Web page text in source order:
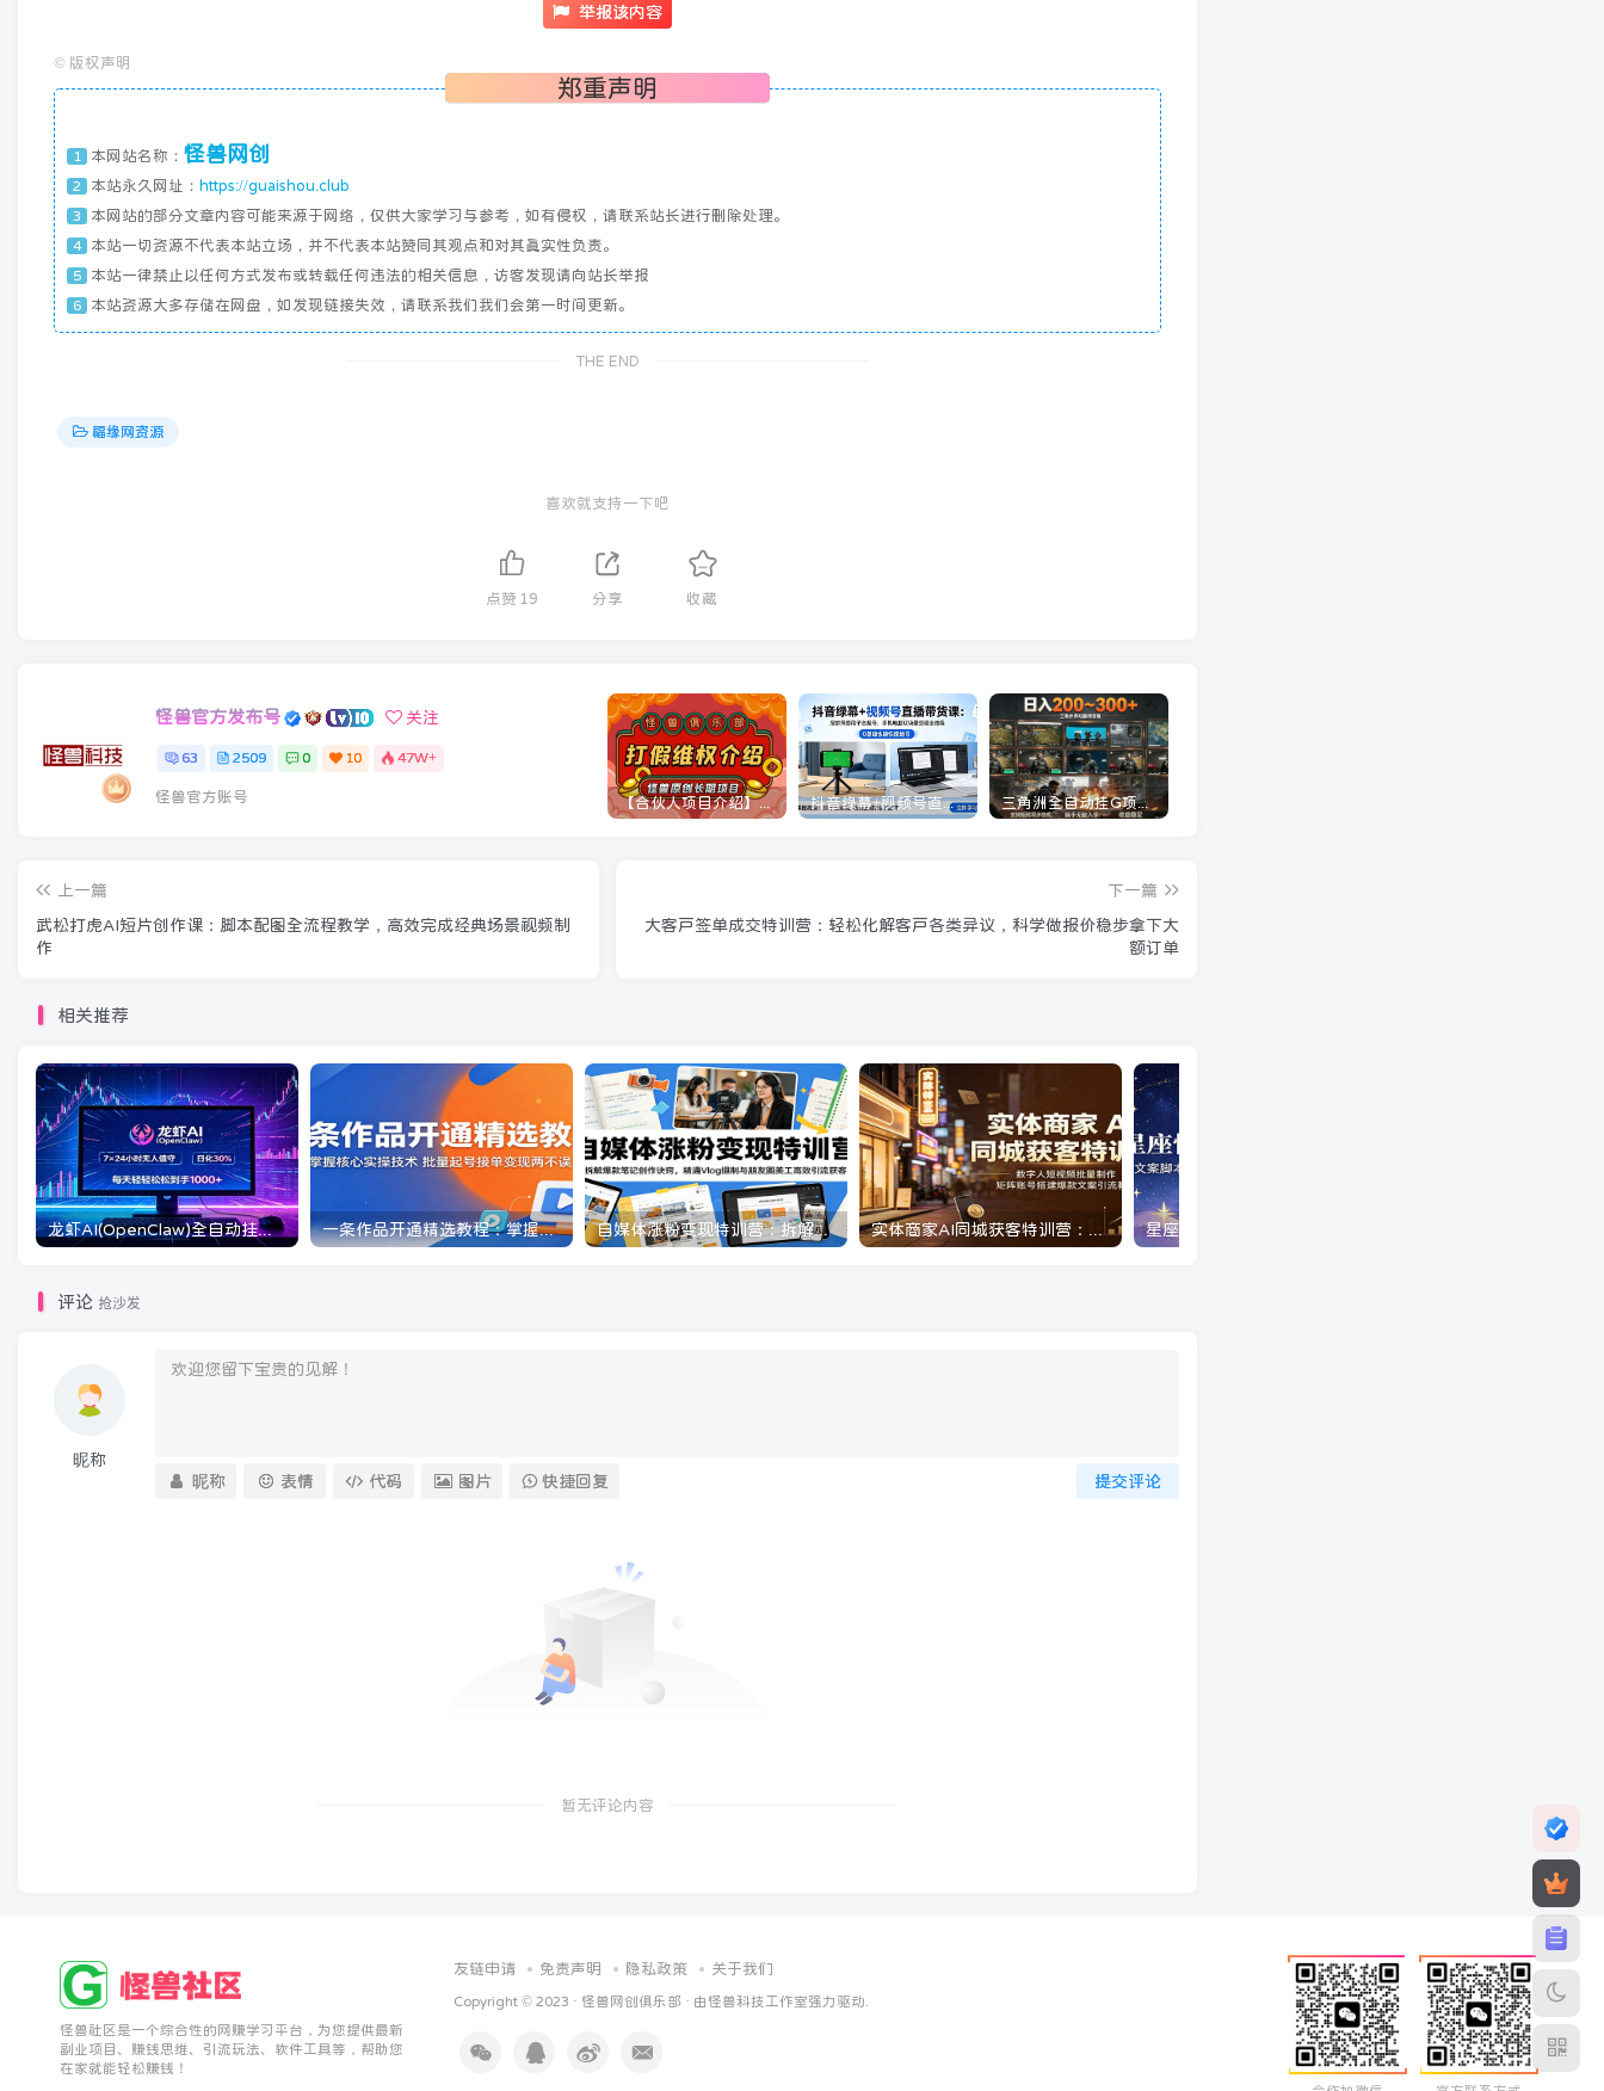
举报该内容
© 版权声明
郑重声明
1 本网站名称： 怪兽网创
2 本站永久网址： https://guaishou.club
3 本网站的部分文章内容可能来源于网络，仅供大家学习与参考，如有侵权，请联系站长进行删除处理。
4 本站一切资源不代表本站立场，并不代表本站赞同其观点和对其真实性负责。
5 本站一律禁止以任何方式发布或转载任何违法的相关信息，访客发现请向站长举报
6 本站资源大多存储在网盘，如发现链接失效，请联系我们我们会第一时间更新。
THE END
福缘网资源
喜欢就支持一下吧
点赞 19 分享 收藏
怪兽官方发布号 关注
63 2509 0 10 47W+
怪兽官方账号 【合伙人项目介绍】打假维权项目介绍 抖音绿幕+视频号直播带货课：居家照着稿子念起号，手机电脑双场景搭建全流程 三角洲全自动挂G项目，一台电脑即可操作，防封稳账号，日收益300+，收益全程包回收，省心稳賺【揭秘】
上一篇
武松打虎AI短片创作课：脚本配图全流程教学，高效完成经典场景视频制
作
下一篇
大客户签单成交特训营：轻松化解客户各类异议，科学做报价稳步拿下大
额订单
相关推荐
龙虾AI(OpenClaw)全自动挂机，智能操控电脑高效执行任务，每天轻松到手四位数 一条作品开通精选教程：掌握核心实操技术，批量起号接单变现两不误 自媒体涨粉变现特训营：拆解爆款笔记创作诀窍，精通Vlog摄制与朋友圈美工高效引流获客
评论 抢沙发
昵称
提交评论
昵称 表情 代码 图片 快捷回复
暂无评论内容
怪兽社区是一个综合性的网赚学习平台，为您提供最新
副业项目、赚钱思维、引流玩法、软件工具等，帮助您
在家就能轻松赚钱！
友链申请 免责声明 隐私政策 关于我们
Copyright © 2023 · 怪兽网创俱乐部 · 由怪兽科技工作室强力驱动.